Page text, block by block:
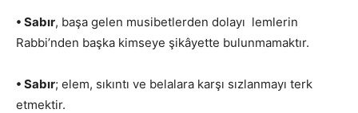
• Sabır, başa gelen musibetlerden dolayı lemlerin
Rabbi’nden başka kimseye şikâyette bulunmamaktır.
• Sabır; elem, sıkıntı ve belalara karşı sızlanmayı terk
etmektir.